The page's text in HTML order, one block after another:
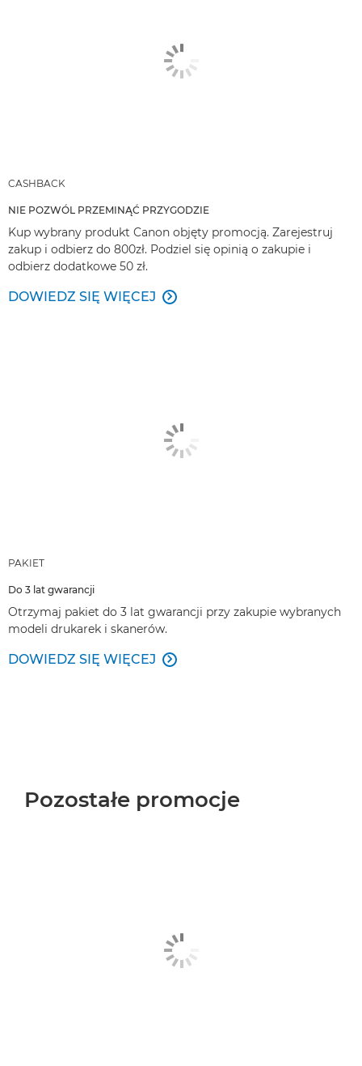
CASHBACK
NIE POZWÓL PRZEMINĄĆ PRZYGODZIE
Kup wybrany produkt Canon objęty promocją. Zarejestruj
zakup i odbierz do 800zł. Podziel się opinią o zakupie i
odbierz dodatkowe 50 zł.
DOWIEDZ SIĘ WIĘCEJ 
PAKIET
Do 3 lat gwarancji
Otrzymaj pakiet do 3 lat gwarancji przy zakupie wybranych
modeli drukarek i skanerów.
DOWIEDZ SIĘ WIĘCEJ 
Pozostałe promocje